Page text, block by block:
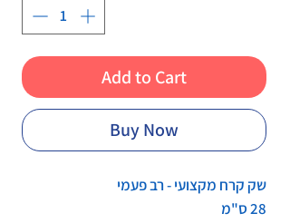
Add to Cart
Buy Now
שק קרח מקצועי - רב פעמי
28 ס"מ